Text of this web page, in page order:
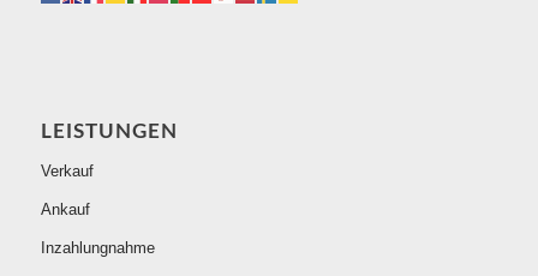
LEISTUNGEN
Verkauf
Ankauf
Inzahlungnahme